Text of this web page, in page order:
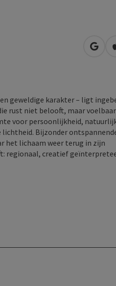
geweldige karakter – ligt
rust niet belooft, maar voelbaar
voor persoonlijkheid,
lichtheid. Bijzonder
het lichaam weer terug in zijn
regionaal, creatief